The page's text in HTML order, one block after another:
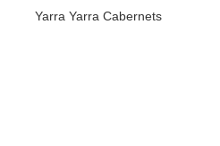
Yarra Yarra Cabernets